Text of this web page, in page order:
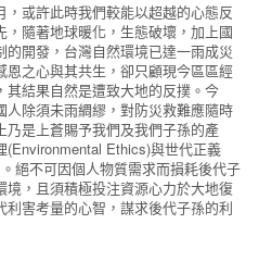
或許此時我們較能以超越的心態反
隨著地球暖化，生態破壞，加上國
開發，台灣自然環境已達一雨成災
恩之心與其共生，卻只顧現今區區經
結果自然是遭致大地的反撲。今
除須未雨綢繆，對防災救難應隨時
是上蒼賜予我們及我們子孫的產
(Environmental Ethics)與世代正義
絕不可因個人物質需求而損耗後代子
，且須積極投注資源心力於大地復
害考量的心智，謀求後代子孫的利